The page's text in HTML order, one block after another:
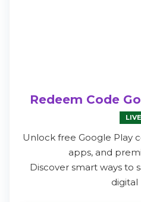
Redeem Code
LIVE
Unlock free Google Play
apps, and
Discover smart ways to
digital